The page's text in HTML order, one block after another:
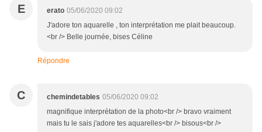
E erato 05/06/2020 09:02
J'adore ton aquarelle , ton interprétation me plait beaucoup.
<br /> Belle journée, bises Céline
Répondre
C chemindetables 05/06/2020 09:02
magnifique interprétation de la photo<br /> bravo vraiment
mais tu le sais j'adore tes aquarelles<br /> bisous<br />